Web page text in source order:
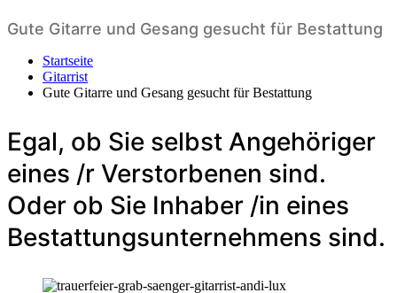
Gute Gitarre und Gesang gesucht für Bestattung
Startseite
Gitarrist
Gute Gitarre und Gesang gesucht für Bestattung
Egal, ob Sie selbst Angehöriger
eines /r Verstorbenen sind.
Oder ob Sie Inhaber /in eines
Bestattungsunternehmens sind.